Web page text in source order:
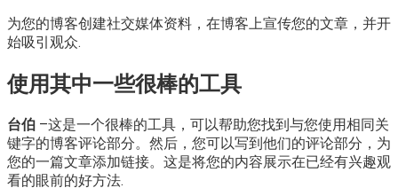
为您的博客创建社交媒体资料，在博客上宣传您的文章，并开
始吸引观众.
使用其中一些很棒的工具
台伯 –这是一个很棒的工具，可以帮助您找到与您使用相同关
键字的博客评论部分。然后，您可以写到他们的评论部分，为
您的一篇文章添加链接。这是将您的内容展示在已经有兴趣观
看的眼前的好方法.